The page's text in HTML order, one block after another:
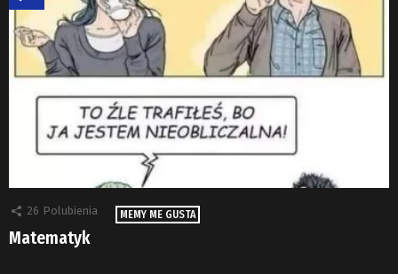
26 Polubienia MEMY ME GUSTA
Matematyk